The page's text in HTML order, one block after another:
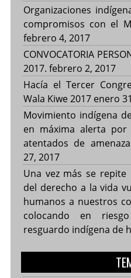
Organizaciones
compromisos con el
febrero 4, 2017
CONVOCATORIA
2017. febrero 2, 2017
Hacía el Tercer
Wala Kiwe 2017 enero
Movimiento indígena
en máxima alerta por
atentados de
27, 2017
Una vez más se
del derecho a la vida
humanos a nuestros
colocando en
resguardo indígena de